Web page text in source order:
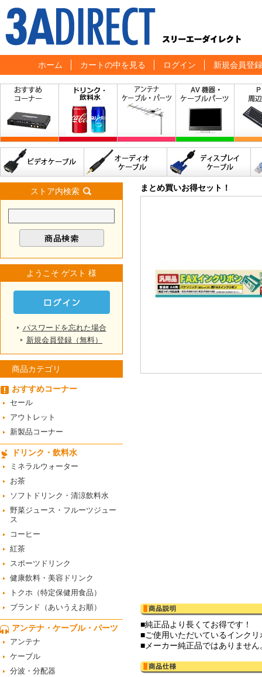
ホーム カートの中を見る ログイン 新規会員登録
ストア内検索
ようこそ ゲスト 様
パスワードを忘れた場合
新規会員登録（無料）
商品カテゴリ
おすすめコーナー
セール
アウトレット
新製品コーナー
ドリンク・飲料水
ミネラルウォーター
お茶
ソフトドリンク・清涼飲料水
野菜ジュース・フルーツジュー
ス
コーヒー
紅茶
スポーツドリンク
健康飲料・美容ドリンク
トクホ（特定保健用食品）
ブランド（あいうえお順）
アンテナ・ケーブル・パーツ
アンテナ
ケーブル
分波・分配器
まとめ買いお得セット！
■純正品より長くてお得です！
■ご使用いただいているインク
■メーカー純正品ではありません